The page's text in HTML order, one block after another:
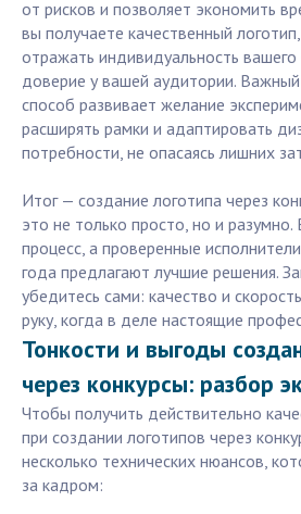
от рисков и позволяет экономить
вы получаете качественный
отражать индивидуальность
доверие у вашей аудитории.
способ развивает желание
расширять рамки и адаптировать
потребности, не опасаясь лишних
Итог — создание логотипа через
это не только просто, но и
процесс, а проверенные
года предлагают лучшие решения.
убедитесь сами: качество и
руку, когда в деле настоящие
Тонкости и выгоды
через конкурсы: разбор
Чтобы получить действительно
при создании логотипов через
несколько технических нюансов,
за кадром: